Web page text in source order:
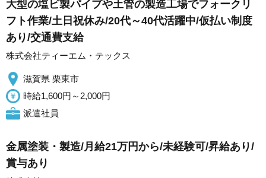
大型の塩ビ製パイプや土管の製造工場でフォークリ
フト作業/土日祝休み/20代～40代活躍中/仮払い制度
あり/交通費支給
株式会社ティーエム・テックス
滋賀県 栗東市
時給1,600円～2,000円
派遣社員
金属塗装・製造/月給21万円から/未経験可/昇給あり/
賞与あり